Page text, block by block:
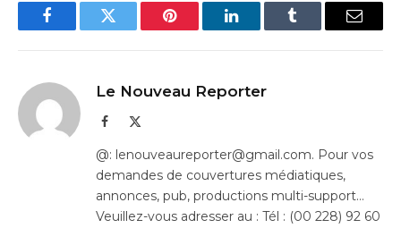
FacebookTwitter Pinterest LinkedInTumblr Email
Le Nouveau Reporter
Facebook
@: lenouveaureporter@gmail.com. Pour vos
demandes de couvertures médiatiques,
annonces, pub, productions multi-support…
Veuillez-vous adresser au : Tél : (00 228) 92 60